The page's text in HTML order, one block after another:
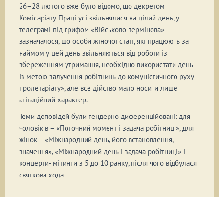
26–28 лютого вже було відомо, що декретом
Комісаріату Праці усі звільнялися на цілий день, у
телеграмі під грифом «Військово-термінова»
зазначалося, що особи жіночої статі, які працюють за
наймом у цей день звільняються від роботи із
збереженням утримання, необхідно використати день
із метою залучення робітниць до комуністичного руху
пролетаріату», але все дійство мало носити лише
агітаційний характер.
Теми доповідей були гендерно диференційовані: для
чоловіків – «Поточний момент і задача робітниці», для
жінок – «Міжнародний день, його встановлення,
значення», «Міжнародний день і задача робітниці» і
концерти- мітинги з 5 до 10 ранку, після чого відбулася
святкова хода.